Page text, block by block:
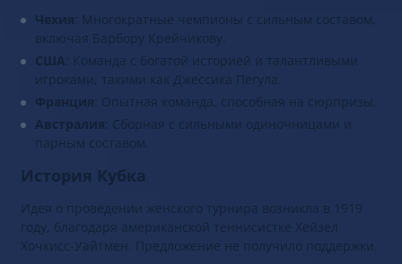
Чехия: Многократные чемпионы с сильным составом,
включая Барбору Крейчикову.
США: Команда с богатой историей и талантливыми
игроками, такими как Джессика Пегула.
Франция: Опытная команда, способная на сюрпризы.
Австралия: Сборная с сильными одиночницами и
парным составом.
История Кубка
Идея о проведении женского турнира возникла в 1919
году, благодаря американской теннисистке Хейзел
Хочкисс-Уайтмен. Предложение не получило поддержки.